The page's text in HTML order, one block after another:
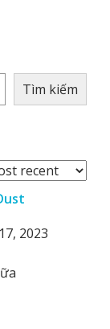
Tìm kiếm
2023